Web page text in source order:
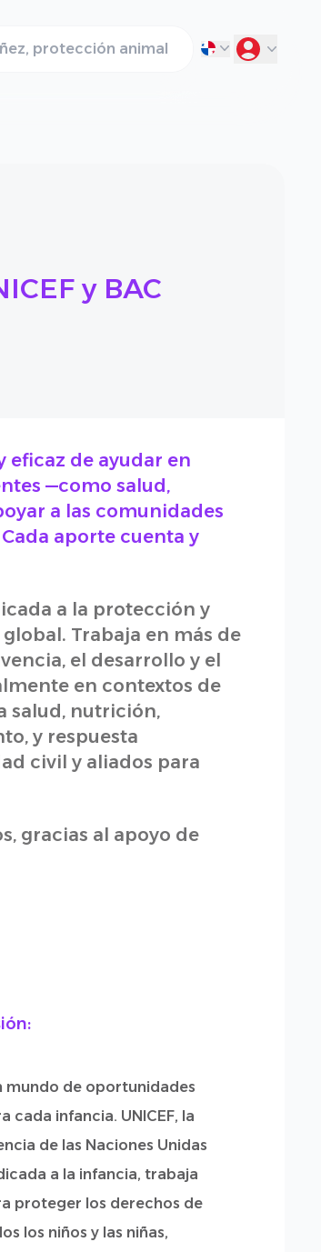
y BAC
eficaz de ayudar en
—como salud,
a las comunidades
aporte cuenta y
a la protección y
Trabaja en más de
el desarrollo y el
en contextos de
salud, nutrición,
y respuesta
civil y aliados para
gracias al apoyo de
mundo de oportunidades
cada infancia. UNICEF, la
de las Naciones Unidas
a la infancia, trabaja
proteger los derechos de
los niños y las niñas,